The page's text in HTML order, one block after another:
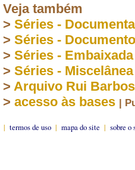
Veja também
> Séries -
> Séries -
> Séries -
> Séries - Miscelânea
> Arquivo Rui
> acesso às bases |
| termos de uso | mapa do site | sobre o